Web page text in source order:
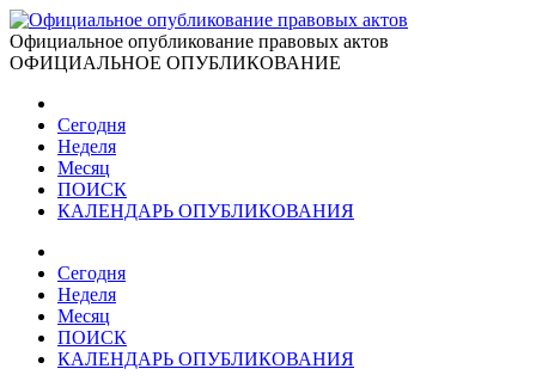
Официальное опубликование правовых актов
ОФИЦИАЛЬНОЕ ОПУБЛИКОВАНИЕ
Сегодня
Неделя
Месяц
ПОИСК
КАЛЕНДАРЬ ОПУБЛИКОВАНИЯ
Сегодня
Неделя
Месяц
ПОИСК
КАЛЕНДАРЬ ОПУБЛИКОВАНИЯ